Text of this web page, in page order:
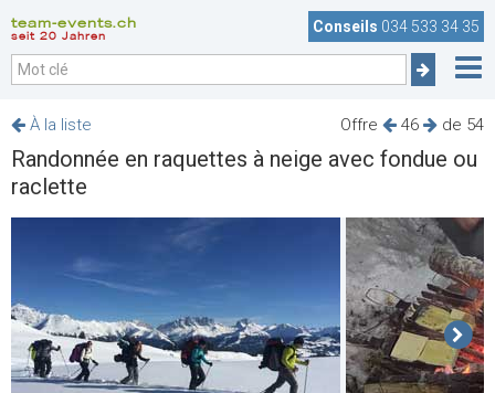
team-events.ch
seit 20 Jahren
Conseils 034 533 34 35
Offre 46 de 54
À la liste
Randonnée en raquettes à neige avec fondue ou
raclette